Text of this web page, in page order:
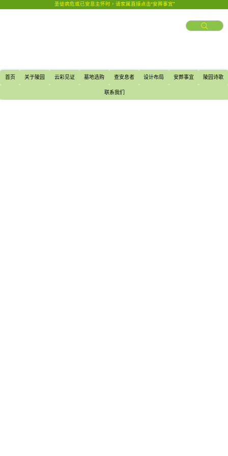
圣徒病危或已安息主怀时，请家属直接点击“安葬事宜”
首页 关于陵园 云彩见证 墓地选购 查安息者 设计布局 安葬事宜 陵园诗歌
联系我们